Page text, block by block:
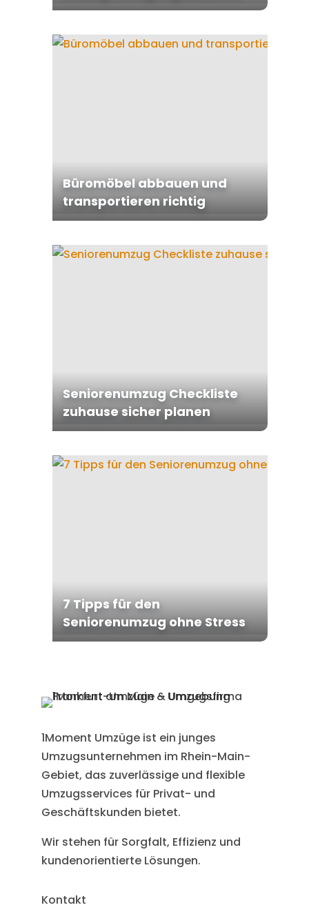
Büromöbel abbauen und
transportieren richtig
Seniorenumzug Checkliste
zuhause sicher planen
7 Tipps für den
Seniorenumzug ohne Stress
1Moment Umzüge ist ein junges
Umzugsunternehmen im Rhein-Main-
Gebiet, das zuverlässige und flexible
Umzugsservices für Privat- und
Geschäftskunden bietet.
Wir stehen für Sorgfalt, Effizienz und
kundenorientierte Lösungen.
Kontakt